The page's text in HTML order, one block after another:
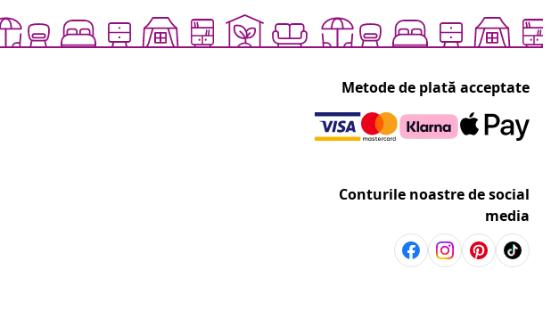
Metode de plată acceptate
Conturile noastre de social
media